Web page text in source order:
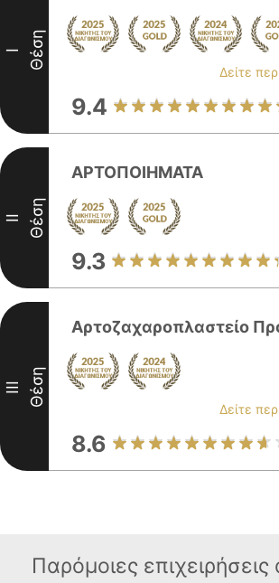
I Θέση
Δείτε
9.4
II Θέση
ΑΡΤΟΠΟΙΗΜΑΤΑ
9.3
III Θέση
Αρτοζαχαροπλαστείο
Δείτε
8.6
Παρόμοιες